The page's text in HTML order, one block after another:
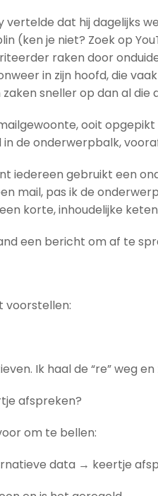
vertelde dat hij dagelijks
(ken je niet? Zoek op
raken door
in zijn hoofd, die
sneller op dan al die
ooit
de onderwerpbalk,
iedereen gebruikt een
mail, pas ik de
korte, inhoudelijke
een bericht om af te
voorstellen:
Ik haal de “re” weg
afspreken?
om te bellen:
data → keertje